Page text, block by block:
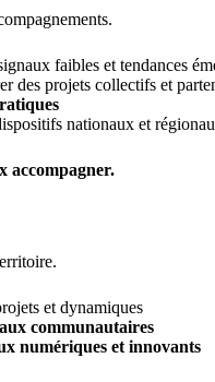
faibles et tendances
des projets collectifs et
nationaux et
accompagner.
et dynamiques
communautaires
numériques et innovants